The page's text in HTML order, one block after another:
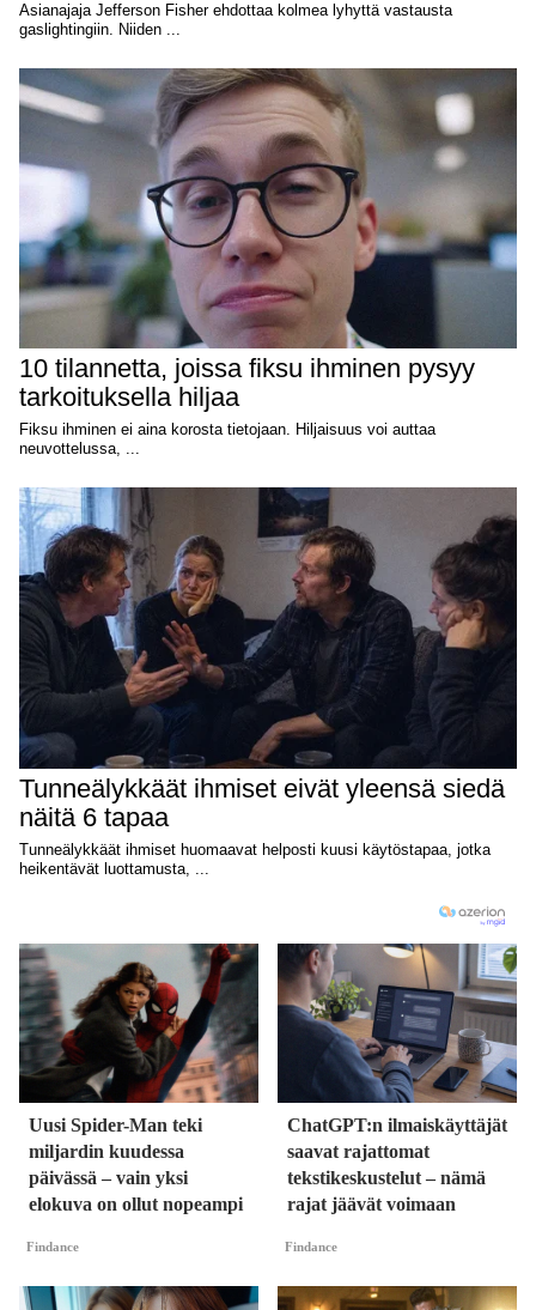
Uusi Spider-Man teki
miljardin kuudessa
päivässä – vain yksi
elokuva on ollut nopeampi
Findance
ChatGPT:n ilmaiskäyttäjät
saavat rajattomat
tekstikeskustelut – nämä
rajat jäävät voimaan
Findance